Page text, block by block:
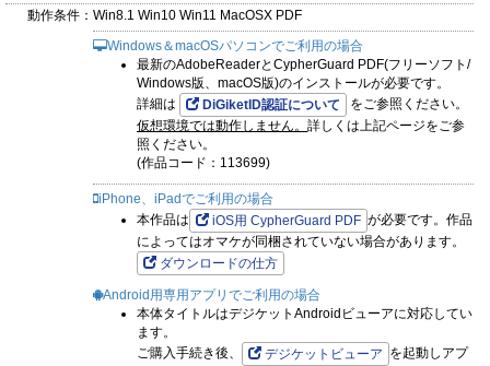
動作条件： Win8.1 Win10 Win11 MacOSX PDF
Windows＆macOSパソコンでご利用の場合
最新のAdobeReaderとCypherGuard PDF(フリーソフト/
Windows版、macOS版)のインストールが必要です。
詳細は
DiGiketID認証について
をご参照ください。
仮想環境では動作しません。 詳しくは上記ページをご参
照ください。
(作品コード：113699)
iPhone、iPadでご利用の場合
本作品は
iOS用 CypherGuard PDF が必要です。作品
によってはオマケが同梱されていない場合があります。
ダウンロードの仕方
Android用専用アプリでご利用の場合
本体タイトルはデジケットAndroidビューアに対応してい
ます。
ご購入手続き後、
デジケットビューア を起動しアプ